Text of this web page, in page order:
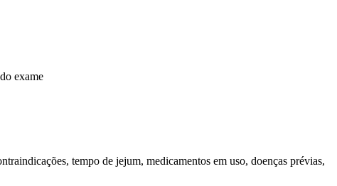
exame
tempo de jejum, medicamentos em uso, doenças prévias,